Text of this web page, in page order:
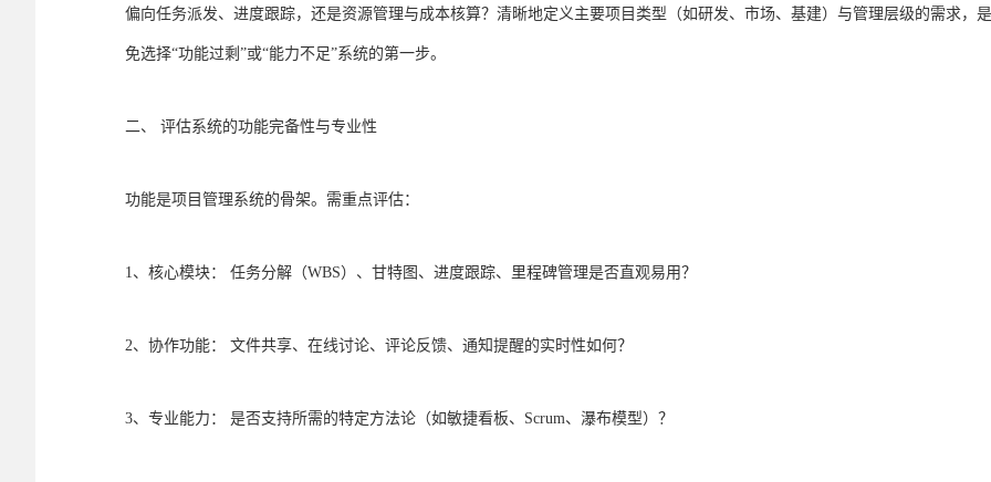
偏向任务派发、进度跟踪，还是资源管理与成本核算？清晰地定义主要项目类型（如研发、市场、基建）与管理层级的需求，
免选择“功能过剩”或“能力不足”系统的第一步。
二、 评估系统的功能完备性与专业性
功能是项目管理系统的骨架。需重点评估：
1、核心模块： 任务分解（WBS）、甘特图、进度跟踪、里程碑管理是否直观易用？
2、协作功能： 文件共享、在线讨论、评论反馈、通知提醒的实时性如何？
3、专业能力： 是否支持所需的特定方法论（如敏捷看板、Scrum、瀑布模型）？